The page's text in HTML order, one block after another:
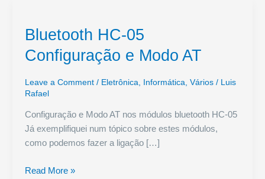
Bluetooth HC-05
Configuração e Modo AT
Leave a Comment / Eletrônica, Informática, Vários/ Luis
Rafael
Configuração e Modo AT nos módulos bluetooth HC-05
Já exemplifiquei num tópico sobre estes módulos,
como podemos fazer a ligação […]
Bluetooth
Read More »